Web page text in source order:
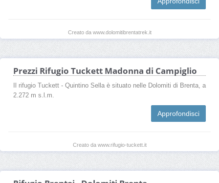
Creato da www.dolomitibrentatrek.it
Prezzi Rifugio Tuckett Madonna di Campiglio
Il rifugio Tuckett - Quintino Sella è situato nelle Dolomiti di Brenta, a
2.272 m s.l.m.
Approfondisci
Creato da www.rifugio-tuckett.it